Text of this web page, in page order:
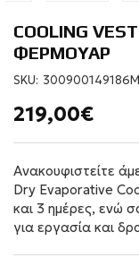
COOLING
ΦΕΡΜΟΥΑΡ
SKU: 300900149186M
219,00€
Ανακουφιστείτε
Dry Evaporative
και 3 ημέρες, ενώ
για εργασία και